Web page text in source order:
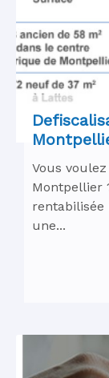
Vous
Montpellier
rentabilisée
une...